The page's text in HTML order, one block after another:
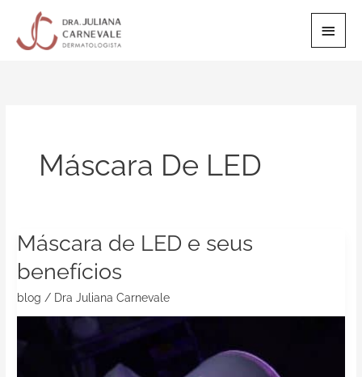
Máscara De LED
Máscara de LED e seus
benefícios
blog / Dra Juliana Carnevale
Máscara
LED
e
seus
benefícios